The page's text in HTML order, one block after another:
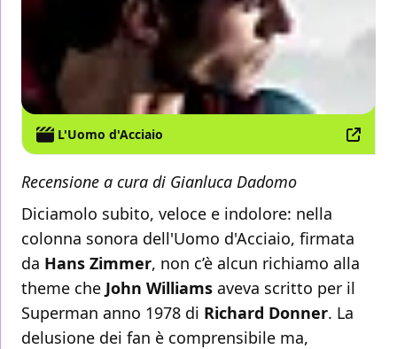
L'Uomo d'Acciaio
Recensione a cura di Gianluca Dadomo
Diciamolo subito, veloce e indolore: nella
colonna sonora dell'Uomo d'Acciaio, firmata
da Hans Zimmer, non c’è alcun richiamo alla
theme che John Williams aveva scritto per il
Superman anno 1978 di Richard Donner. La
delusione dei fan è comprensibile ma,